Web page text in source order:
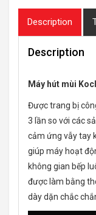
Description
Description
Máy hút mùi
Được trang bị
3 lần so với các
cảm ứng vẫy tay
giúp máy hoạt
không gian bếp
được làm bằng
dày dặn chắc